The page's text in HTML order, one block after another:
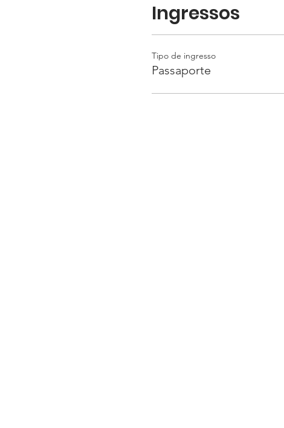
Ingressos
Tipo de ingresso
Passaporte